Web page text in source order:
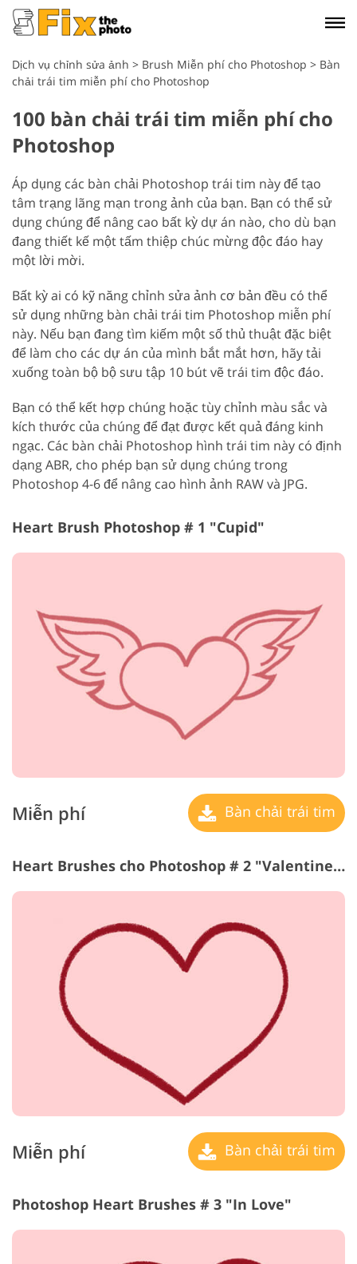
Dịch vụ chỉnh sửa ảnh > Brush Miễn phí cho Photoshop > Bàn
chải trái tim miễn phí cho Photoshop
100 bàn chải trái tim miễn phí cho
Photoshop
Áp dụng các bàn chải Photoshop trái tim này để tạo
tâm trạng lãng mạn trong ảnh của bạn. Bạn có thể sử
dụng chúng để nâng cao bất kỳ dự án nào, cho dù bạn
đang thiết kế một tấm thiệp chúc mừng độc đáo hay
một lời mời.
Bất kỳ ai có kỹ năng chỉnh sửa ảnh cơ bản đều có thể
sử dụng những bàn chải trái tim Photoshop miễn phí
này. Nếu bạn đang tìm kiếm một số thủ thuật đặc biệt
để làm cho các dự án của mình bắt mắt hơn, hãy tải
xuống toàn bộ bộ sưu tập 10 bút vẽ trái tim độc đáo.
Bạn có thể kết hợp chúng hoặc tùy chỉnh màu sắc và
kích thước của chúng để đạt được kết quả đáng kinh
ngạc. Các bàn chải Photoshop hình trái tim này có định
dạng ABR, cho phép bạn sử dụng chúng trong
Photoshop 4-6 để nâng cao hình ảnh RAW và JPG.
Heart Brush Photoshop # 1 "Cupid"
Miễn phí Bàn chải trái tim
Heart Brushes cho Photoshop # 2 "Valentine's Mood"
Miễn phí Bàn chải trái tim
Photoshop Heart Brushes # 3 "In Love"